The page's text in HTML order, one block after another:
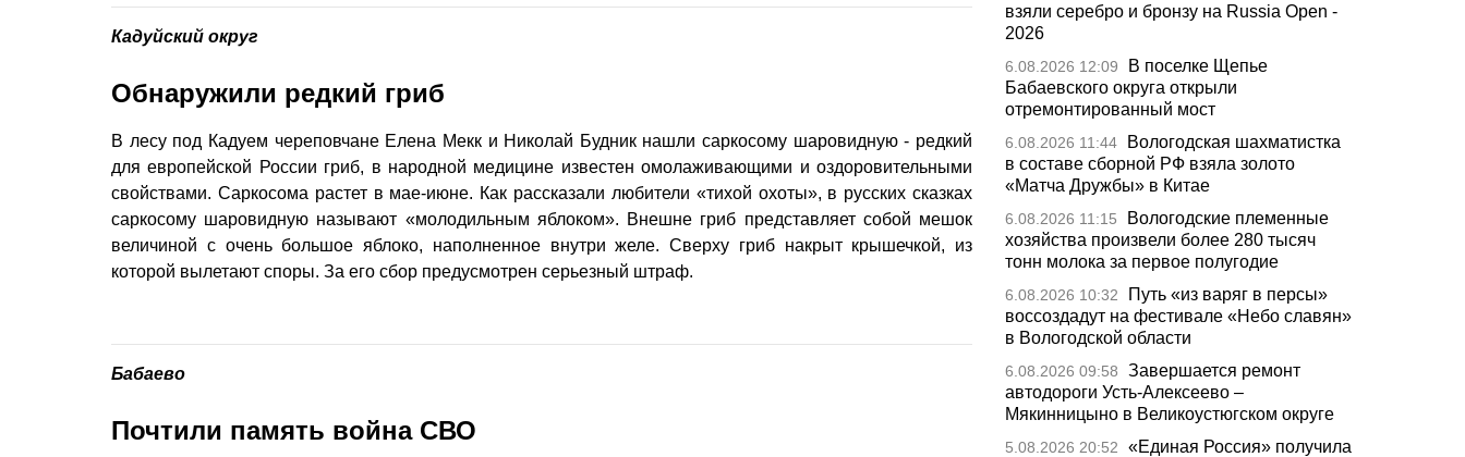
Кадуйский округ
Обнаружили редкий гриб
В лесу под Кадуем череповчане Елена Мекк и Николай Будник нашли саркосому шаровидную - редкий
для европейской России гриб, в народной медицине известен омолаживающими и оздоровительными
свойствами. Саркосома растет в мае-июне. Как рассказали любители «тихой охоты», в русских сказках
саркосому шаровидную называют «молодильным яблоком». Внешне гриб представляет собой мешок
величиной с очень большое яблоко, наполненное внутри желе. Сверху гриб накрыт крышечкой, из
которой вылетают споры. За его сбор предусмотрен серьезный штраф.
Бабаево
Почтили память война СВО
взяли серебро и бронзу на Russia Open -
2026
6.08.2026 12:09
В поселке Щепье
Бабаевского округа открыли
отремонтированный мост
6.08.2026 11:44
Вологодская шахматистка
в составе сборной РФ взяла золото
«Матча Дружбы» в Китае
6.08.2026 11:15
Вологодские племенные
хозяйства произвели более 280 тысяч
тонн молока за первое полугодие
6.08.2026 10:32
Путь «из варяг в персы»
воссоздадут на фестивале «Небо славян»
в Вологодской области
6.08.2026 09:58
Завершается ремонт
автодороги Усть-Алексеево –
Мякинницыно в Великоустюгском округе
5.08.2026 20:52
«Единая Россия» получила